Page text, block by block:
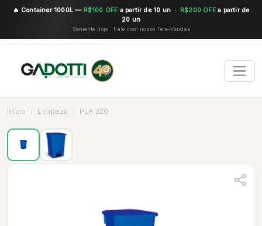
🔥 Container 1000L — R$100 OFF a partir de 10 un · R$200 OFFa partir de
20 un
Somente hoje · Fale com nosso Tele-Vendas
Início Limpeza PLA 320